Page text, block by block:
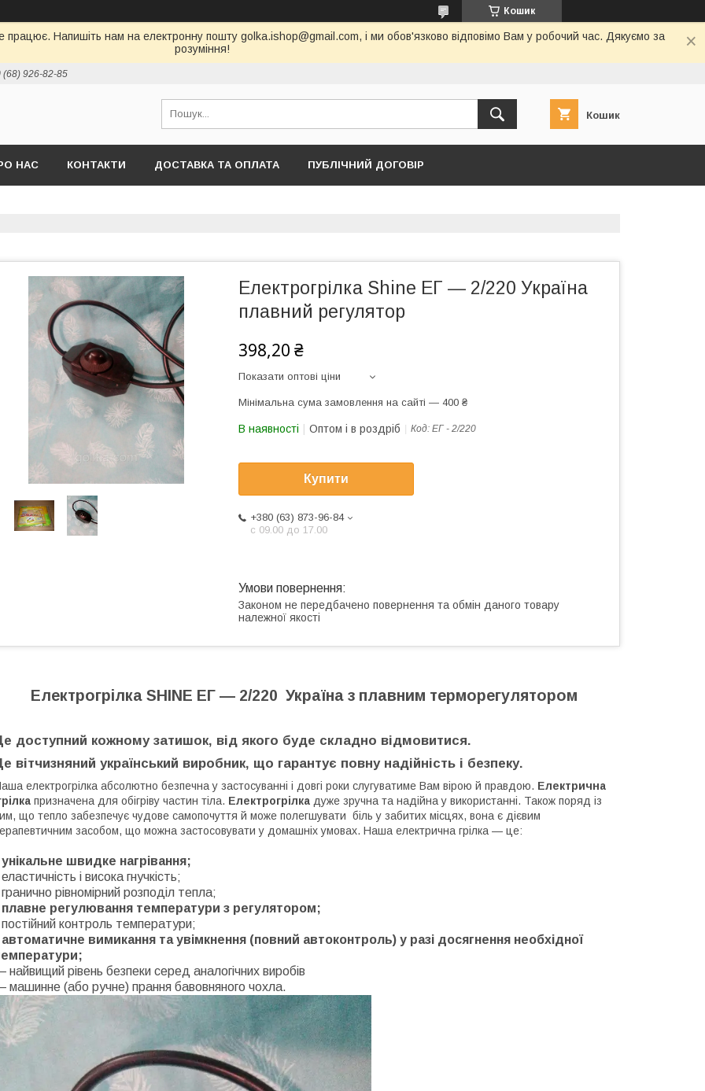
Кошик
працює. Напишіть нам на електронну пошту golka.ishop@gmail.com, і ми обов'язково відповімо Вам у робочий час. Дякуємо за
розуміння!
(68) 926-82-85
Кошик
НАС КОНТАКТИ ДОСТАВКА ТА ОПЛАТА ПУБЛІЧНИЙ ДОГОВІР
Електрогрілка Shine ЕГ — 2/220 Україна
плавний регулятор
398,20 ₴
Показати оптові ціни
Мінімальна сума замовлення на сайті — 400 ₴
В наявності Оптом і в роздріб Код: ЕГ - 2/220
Купити
+380 (63) 873-96-84
с 09.00 до 17.00
Законом не передбачено повернення та обмін даного товару
належної якості
Електрогрілка SHINE ЕГ — 2/220 Україна з плавним терморегулятором
доступний кожному затишок, від якого буде складно відмовитися.
вітчизняний український виробник, що гарантує повну надійність і безпеку.
електрогрілка абсолютно безпечна у застосуванні і довгі роки слугуватиме Вам вірою й правдою. Електрична
призначена для обігріву частин тіла. Електрогрілка дуже зручна та надійна у використанні. Також поряд із
що тепло забезпечує чудове самопочуття й може полегшувати біль у забитих місцях, вона є дієвим
засобом, що можна застосовувати у домашніх умовах. Наша електрична грілка — це:
унікальне швидке нагрівання;
і висока гнучкість;
рівномірний розподіл тепла;
плавне регулювання температури з регулятором;
контроль температури;
автоматичне вимикання та увімкнення (повний автоконтроль) у разі досягнення необхідної
найвищий рівень безпеки серед аналогічних виробів
машинне (або ручне) прання бавовняного чохла.